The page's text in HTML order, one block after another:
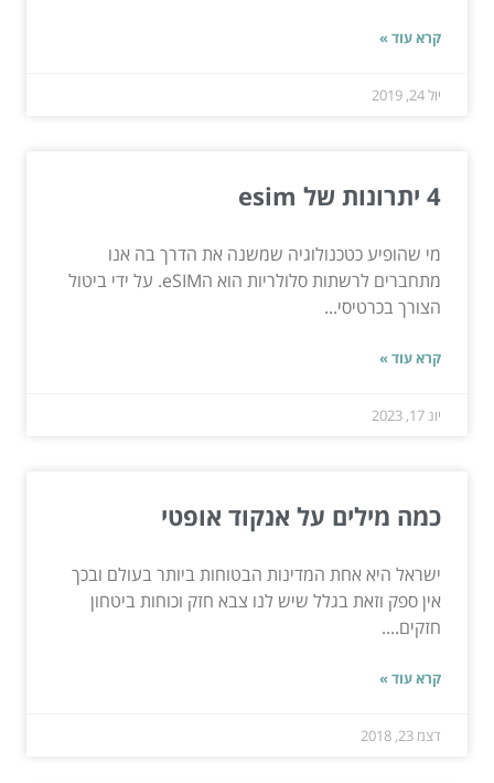
קרא עוד »
יול 24, 2019
4 יתרונות של esim
מי שהופיע כטכנולוגיה שמשנה את הדרך בה אנו
מתחברים לרשתות סלולריות הוא הeSIM. על ידי ביטול
הצורך בכרטיסי...
קרא עוד »
יונ 17, 2023
כמה מילים על אנקוד אופטי
ישראל היא אחת המדינות הבטוחות ביותר בעולם ובכך
אין ספק וזאת בגלל שיש לנו צבא חזק וכוחות ביטחון
חזקים....
קרא עוד »
דצמ 23, 2018